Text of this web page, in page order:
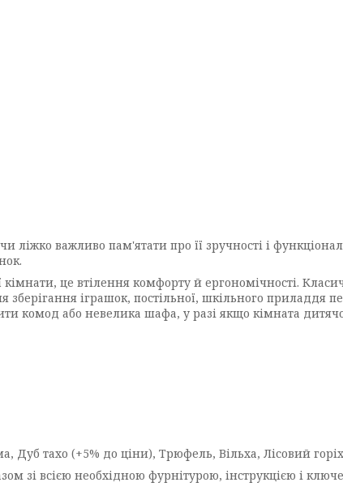
важливо пам'ятати про її зручності і
це втілення комфорту й ергономічності.
зберігання іграшок, постільної, шкільного приладдя
комод або невелика шафа, у разі якщо кімната
тахо (+5% до ціни), Трюфель, Вільха, Лісовий
зі всією необхідною фурнітурою, інструкцією і